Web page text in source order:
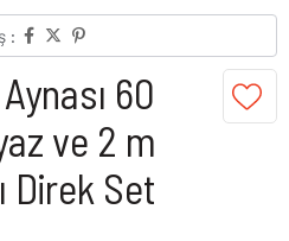
:
60
ve 2 m
Direk Set